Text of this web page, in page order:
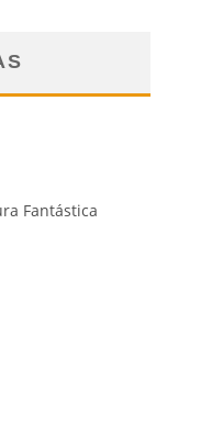
Fantástica